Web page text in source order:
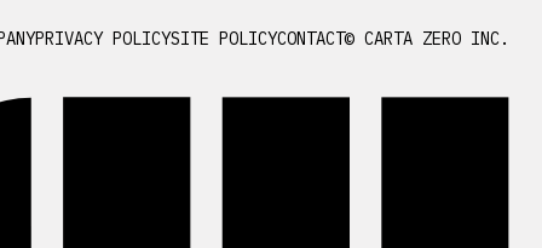
PRIVACY POLICYSITE POLICYCONTACT© CARTA ZERO INC.